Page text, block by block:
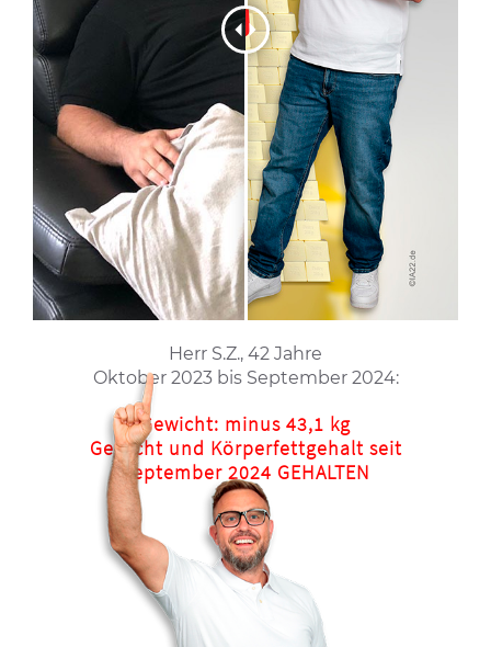
Herr S.Z., 42 Jahre
Oktober 2023 bis September 2024:
Gewicht: minus 43,1 kg
Gewicht und Körperfettgehalt seit
September 2024 GEHALTEN